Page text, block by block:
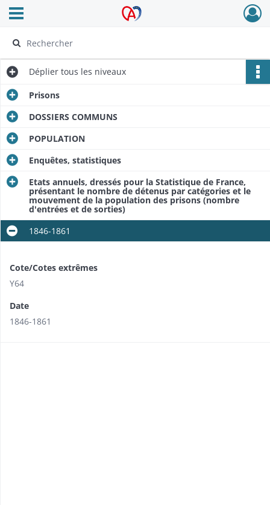
Archives Alsace - Colmar
Ouvrir le menu déroulant
Déplier tous les niveaux
Prisons
DOSSIERS COMMUNS
POPULATION
Enquêtes, statistiques
Etats annuels, dressés pour la Statistique de France,
présentant le nombre de détenus par catégories et le
mouvement de la population des prisons (nombre
d'entrées et de sorties)
1846-1861
Cote/Cotes extrêmes
Y64
Date
1846-1861